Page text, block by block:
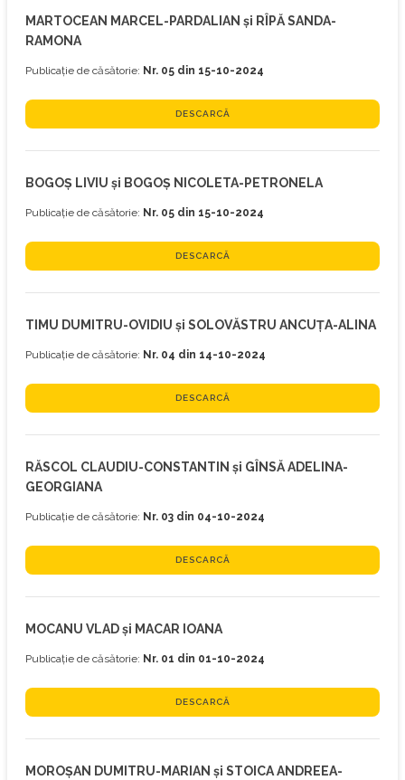
MARTOCEAN MARCEL-PARDALIAN și RÎPĂ SANDA-
RAMONA
Publicație de căsătorie: Nr. 05 din 15-10-2024
DESCARCĂ
BOGOȘ LIVIU și BOGOȘ NICOLETA-PETRONELA
Publicație de căsătorie: Nr. 05 din 15-10-2024
DESCARCĂ
TIMU DUMITRU-OVIDIU și SOLOVĂSTRU ANCUȚA-ALINA
Publicație de căsătorie: Nr. 04 din 14-10-2024
DESCARCĂ
RĂSCOL CLAUDIU-CONSTANTIN și GÎNSĂ ADELINA-
GEORGIANA
Publicație de căsătorie: Nr. 03 din 04-10-2024
DESCARCĂ
MOCANU VLAD și MACAR IOANA
Publicație de căsătorie: Nr. 01 din 01-10-2024
DESCARCĂ
MOROŞAN DUMITRU-MARIAN și STOICA ANDREEA-